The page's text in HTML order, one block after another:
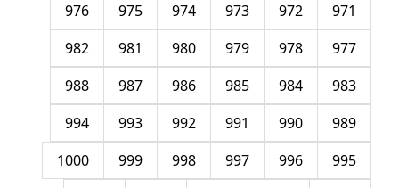
971
972
973
974
975
976
977
978
979
980
981
982
983
984
985
986
987
988
989
990
991
992
993
994
995
996
997
998
999
1000